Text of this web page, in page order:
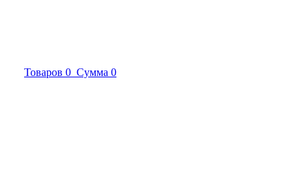
Товаров 0 Сумма 0